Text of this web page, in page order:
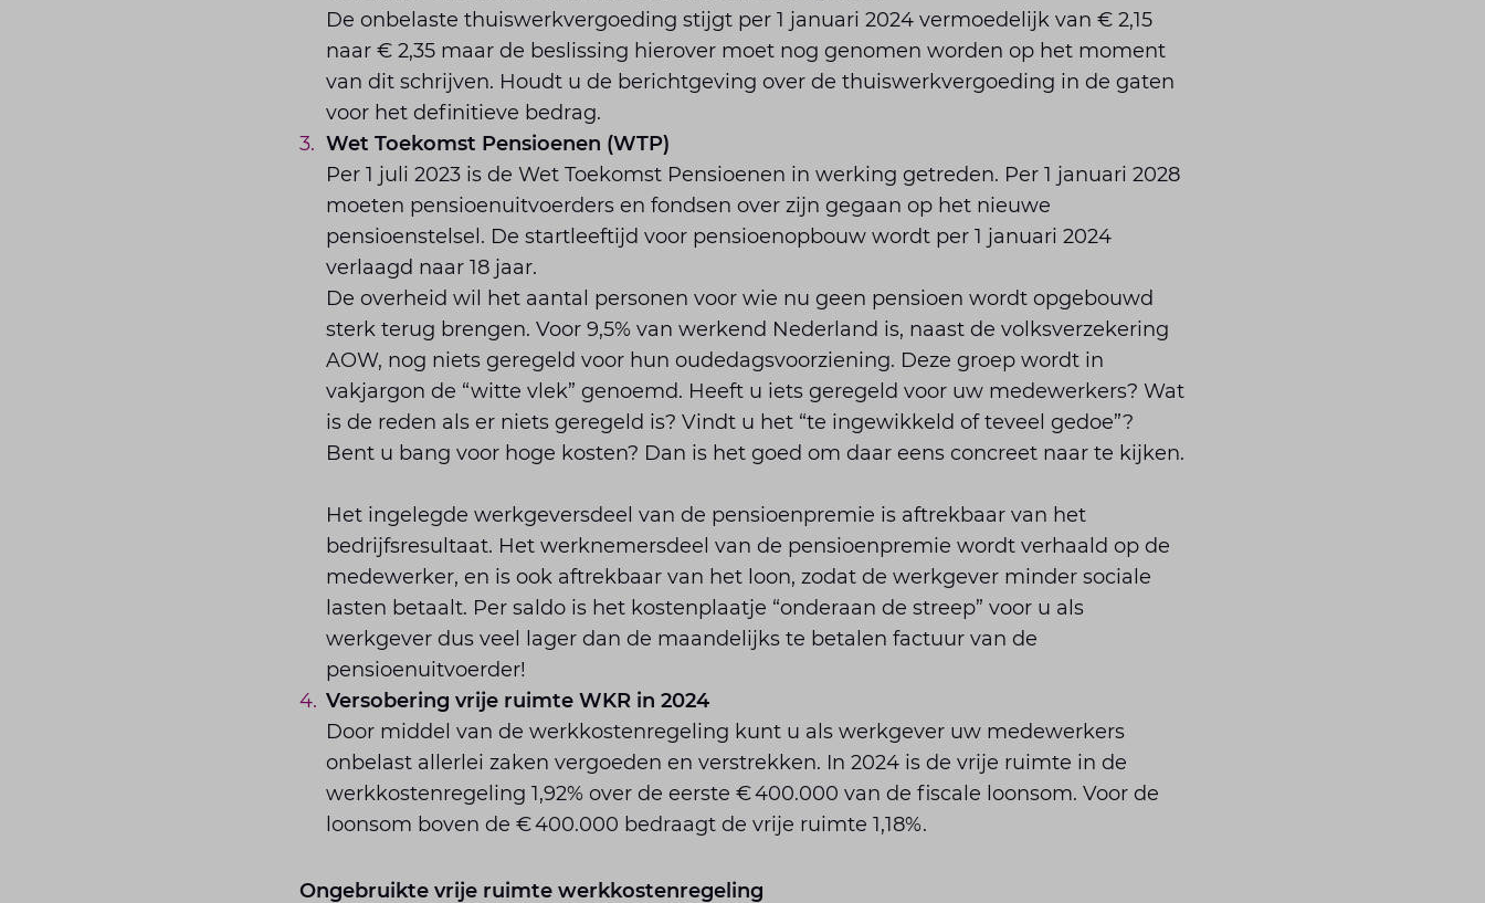
De onbelaste thuiswerkvergoeding stijgt per 1 januari 2024 vermoedelijk van € 2,15
naar € 2,35 maar de beslissing hierover moet nog genomen worden op het moment
van dit schrijven. Houdt u de berichtgeving over de thuiswerkvergoeding in de gaten
voor het definitieve bedrag.
Wet Toekomst Pensioenen (WTP)
Per 1 juli 2023 is de Wet Toekomst Pensioenen in werking getreden. Per 1 januari 2028
moeten pensioenuitvoerders en fondsen over zijn gegaan op het nieuwe
pensioenstelsel. De startleeftijd voor pensioenopbouw wordt per 1 januari 2024
verlaagd naar 18 jaar.
De overheid wil het aantal personen voor wie nu geen pensioen wordt opgebouwd
sterk terug brengen. Voor 9,5% van werkend Nederland is, naast de volksverzekering
AOW, nog niets geregeld voor hun oudedagsvoorziening. Deze groep wordt in
vakjargon de “witte vlek” genoemd. Heeft u iets geregeld voor uw medewerkers? Wat
is de reden als er niets geregeld is? Vindt u het “te ingewikkeld of teveel gedoe”?
Bent u bang voor hoge kosten? Dan is het goed om daar eens concreet naar te kijken.
Het ingelegde werkgeversdeel van de pensioenpremie is aftrekbaar van het
bedrijfsresultaat. Het werknemersdeel van de pensioenpremie wordt verhaald op de
medewerker, en is ook aftrekbaar van het loon, zodat de werkgever minder sociale
lasten betaalt. Per saldo is het kostenplaatje “onderaan de streep” voor u als
werkgever dus veel lager dan de maandelijks te betalen factuur van de
pensioenuitvoerder!
Versobering vrije ruimte WKR in 2024
Door middel van de werkkostenregeling kunt u als werkgever uw medewerkers
onbelast allerlei zaken vergoeden en verstrekken. In 2024 is de vrije ruimte in de
werkkostenregeling 1,92% over de eerste € 400.000 van de fiscale loonsom. Voor de
loonsom boven de € 400.000 bedraagt de vrije ruimte 1,18%.
Ongebruikte vrije ruimte werkkostenregeling​